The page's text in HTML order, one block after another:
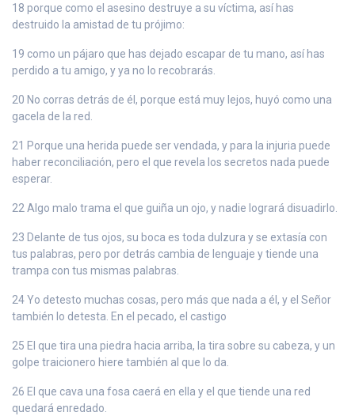
18 porque como el asesino destruye a su víctima, así has
destruido la amistad de tu prójimo:
19 como un pájaro que has dejado escapar de tu mano, así has
perdido a tu amigo, y ya no lo recobrarás.
20 No corras detrás de él, porque está muy lejos, huyó como una
gacela de la red.
21 Porque una herida puede ser vendada, y para la injuria puede
haber reconciliación, pero el que revela los secretos nada puede
esperar.
22 Algo malo trama el que guiña un ojo, y nadie logrará disuadirlo.
23 Delante de tus ojos, su boca es toda dulzura y se extasía con
tus palabras, pero por detrás cambia de lenguaje y tiende una
trampa con tus mismas palabras.
24 Yo detesto muchas cosas, pero más que nada a él, y el Señor
también lo detesta. En el pecado, el castigo
25 El que tira una piedra hacia arriba, la tira sobre su cabeza, y un
golpe traicionero hiere también al que lo da.
26 El que cava una fosa caerá en ella y el que tiende una red
quedará enredado.